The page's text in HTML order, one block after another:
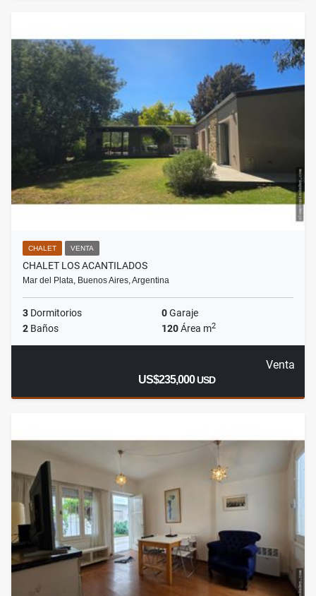
CHALET VENTA
CHALET LOS ACANTILADOS
Mar del Plata, Buenos Aires, Argentina
3 Dormitorios 0Garaje
2 Baños 120Área m2
Venta
US$235,000USD